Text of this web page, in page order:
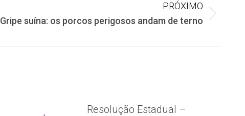
PRÓXIMO
Gripe suína: os porcos perigosos andam de terno
Resolução Estadual –